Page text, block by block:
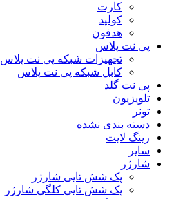
کارت
کولپد
هدفون
پی نت پلاس
تجهیزات شبکه پی نت پلاس
کابل شبکه پی نت پلاس
پی نت گلد
تلویزیون
تونر
دسته بندی نشده
رینگ لایت
سایر
شارژر
پک شش تایی شارژر
پک شش تایی کلگی شارژر